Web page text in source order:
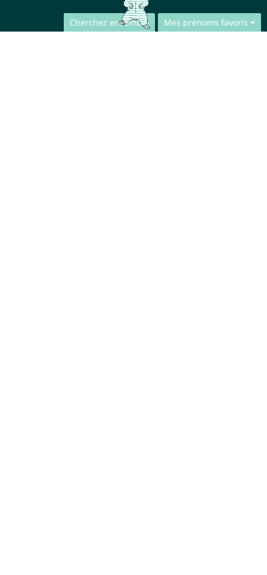
Cherchez ensemble Mes prénoms favoris